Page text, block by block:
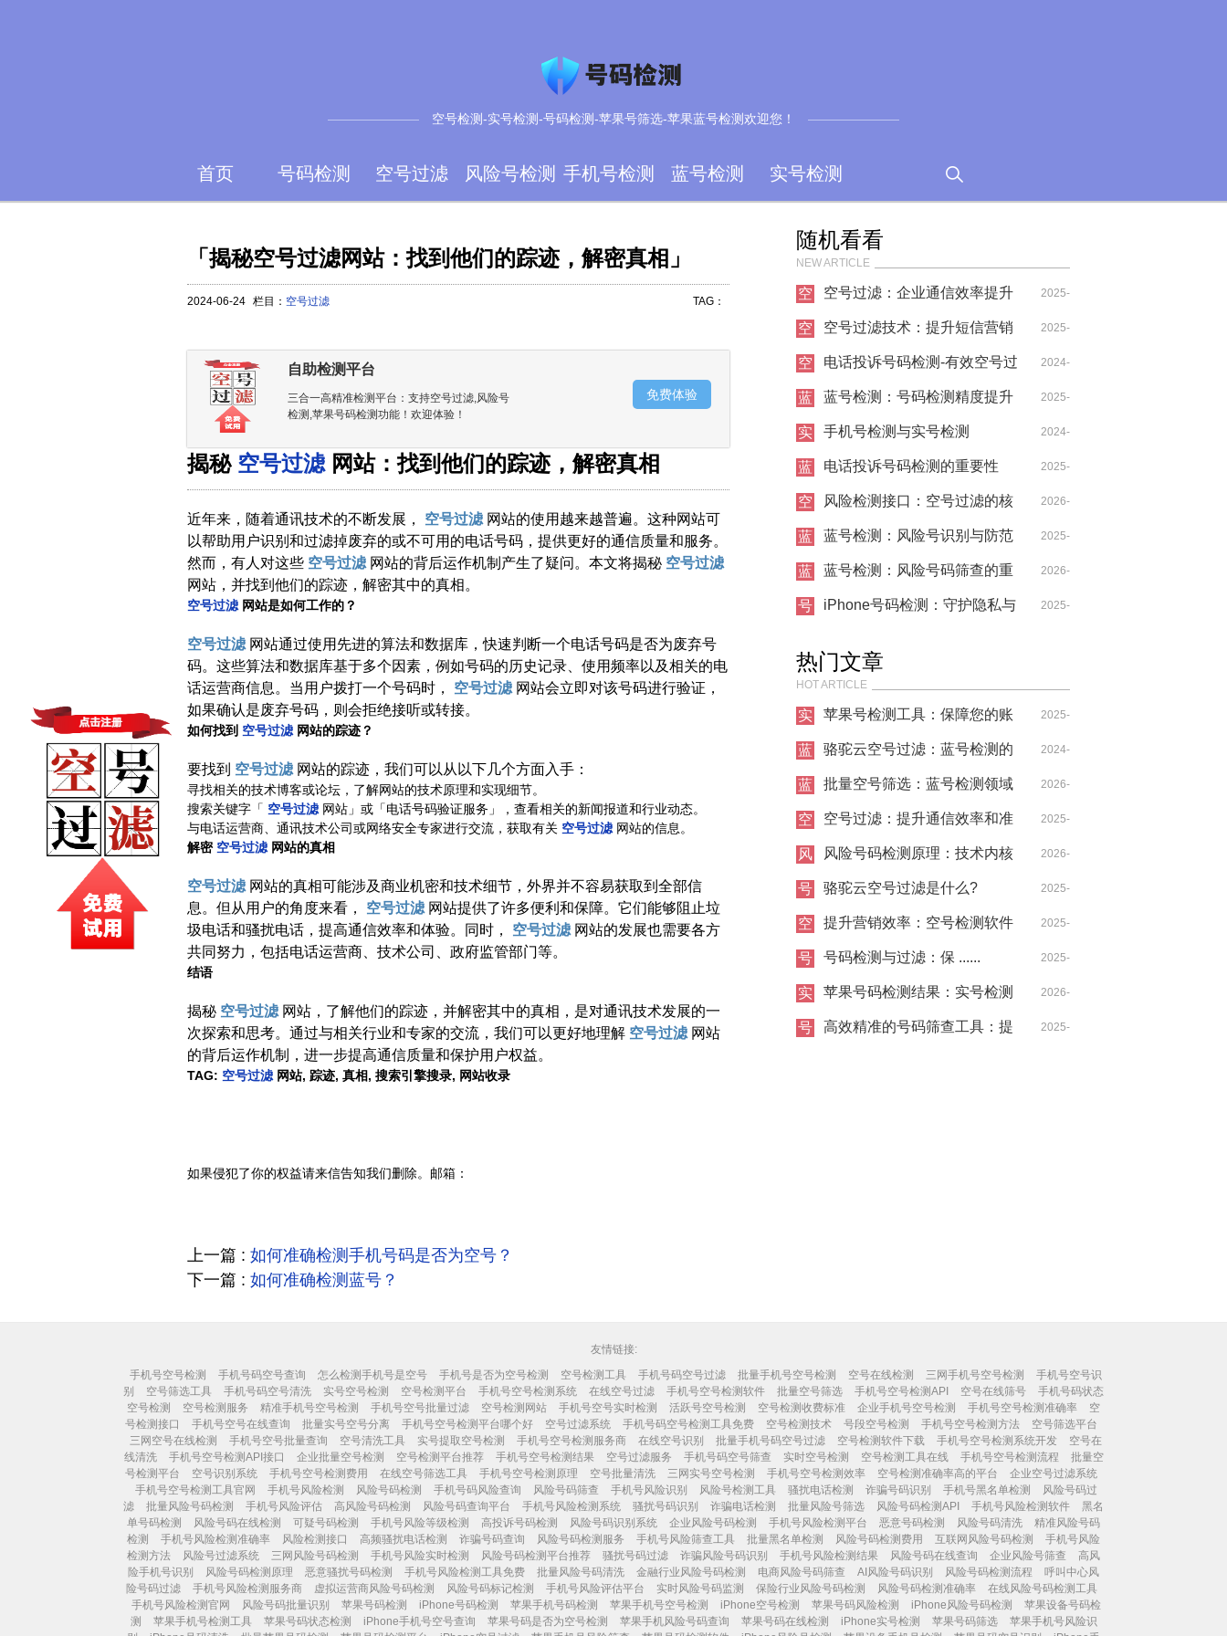
空号检测-实号检测-号码检测-苹果号筛选-苹果蓝号检测欢迎您！
首页 号码检测 空号过滤 风险号检测 手机号检测 蓝号检测 实号检测
「揭秘空号过滤网站：找到他们的踪迹，解密真相」
2024-06-24 栏目： 空号过滤 TAG：
自助检测平台
三合一高精准检测平台：支持空号过滤,风险号
检测,苹果号码检测功能！欢迎体验！
免费体验
揭秘空号过滤 网站：找到他们的踪迹，解密真相
近年来，随着通讯技术的不断发展， 空号过滤 网站的使用越来越普遍。这种网站可
以帮助用户识别和过滤掉废弃的或不可用的电话号码，提供更好的通信质量和服务。
然而，有人对这些 空号过滤 网站的背后运作机制产生了疑问。本文将揭秘 空号过滤
网站，并找到他们的踪迹，解密其中的真相。
空号过滤 网站是如何工作的？
空号过滤 网站通过使用先进的算法和数据库，快速判断一个电话号码是否为废弃号
码。这些算法和数据库基于多个因素，例如号码的历史记录、使用频率以及相关的电
话运营商信息。当用户拨打一个号码时，
空号过滤 网站会立即对该号码进行验证，
如果确认是废弃号码，则会拒绝接听或转接。
如何找到 空号过滤 网站的踪迹？
要找到 空号过滤 网站的踪迹，我们可以从以下几个方面入手：
寻找相关的技术博客或论坛，了解网站的技术原理和实现细节。
搜索关键字「 空号过滤 网站」或「电话号码验证服务」，查看相关的新闻报道和行业动态。
与电话运营商、通讯技术公司或网络安全专家进行交流，获取有关 空号过滤 网站的信息。
解密空号过滤 网站的真相
空号过滤 网站的真相可能涉及商业机密和技术细节，外界并不容易获取到全部信
息。但从用户的角度来看，
空号过滤 网站提供了许多便利和保障。它们能够阻止垃
圾电话和骚扰电话，提高通信效率和体验。同时，
空号过滤 网站的发展也需要各方
共同努力，包括电话运营商、技术公司、政府监管部门等。
结语
揭秘 空号过滤 网站，了解他们的踪迹，并解密其中的真相，是对通讯技术发展的一
次探索和思考。通过与相关行业和专家的交流，我们可以更好地理解 空号过滤 网站
的背后运作机制，进一步提高通信质量和保护用户权益。
TAG: 空号过滤 网站, 踪迹, 真相, 搜索引擎搜录, 网站收录
如果侵犯了你的权益请来信告知我们删除。邮箱：
上一篇 : 如何准确检测手机号码是否为空号？
下一篇 : 如何准确检测蓝号？
随机看看
NEW ARTICLE
空 空号过滤：企业通信效率提升
的隐形盾牌
2025-
07-12
空 空号过滤技术：提升短信营销
效果的关键利器
2025-
04-28
空 电话投诉号码检测-有效空号过
滤专业服务
2024-
08-02
蓝 蓝号检测：号码检测精度提升
的技术突破与应用实践
2025-
06-18
实 手机号检测与实号检测 2024-
08-30
蓝 电话投诉号码检测的重要性 2025-
01-16
空 风险检测接口：空号过滤的核
心防线
2026-
04-09
蓝 蓝号检测：风险号识别与防范
的全面解析
2025-
05-30
蓝 蓝号检测：风险号码筛查的重
要性与实践
2026-
01-18
号 iPhone号码检测：守护隐私与 2025-
热门文章
HOT ARTICLE
实 苹果号检测工具：保障您的账
号安全与稳定
2025-
04-17
蓝 骆驼云空号过滤：蓝号检测的
利器
2024-
12-18
蓝 批量空号筛选：蓝号检测领域
的效率革命
2026-
05-24
空 空号过滤：提升通信效率和准
确性的关键 ......
2025-
01-04
风 风险号码检测原理：技术内核
与安全防线
2026-
07-05
号 骆驼云空号过滤是什么? 2025-
01-06
空 提升营销效率：空号检测软件
下载指南
2025-
12-22
号 号码检测与过滤：保 ...... 2025-
03-15
实 苹果号码检测结果：实号检测
的核心价值与实践指南
2026-
03-21
号 高效精准的号码筛查工具：提 2025-
友情链接:
手机号空号检测
手机号码空号查询 怎么检测手机号是空号 手机号是否为空号检测 空号检测工具 手机号码空号过滤 批量手机号空号检测 空号在线检测 三网手机号空号检测
手机号空号识
别
空号筛选工具 手机号码空号清洗 实号空号检测 空号检测平台 手机号空号检测系统 在线空号过滤 手机号空号检测软件 批量空号筛选 手机号空号检测API 空号在线筛号
手机号码状态
空号检测
空号检测服务 精准手机号空号检测 手机号空号批量过滤 空号检测网站 手机号空号实时检测 活跃号空号检测 空号检测收费标准 企业手机号空号检测 手机号空号检测准确率
空
号检测接口
手机号空号在线查询 批量实号空号分离 手机号空号检测平台哪个好 空号过滤系统 手机号码空号检测工具免费 空号检测技术 号段空号检测 手机号空号检测方法
空号筛选平台
三网空号在线检测
手机号空号批量查询 空号清洗工具 实号提取空号检测 手机号空号检测服务商 在线空号识别 批量手机号码空号过滤 空号检测软件下载 手机号空号检测系统开发
空号在
线清洗
手机号空号检测API接口 企业批量空号检测 空号检测平台推荐 手机号空号检测结果 空号过滤服务 手机号码空号筛查 实时空号检测 空号检测工具在线 手机号空号检测流程
批量空
号检测平台
空号识别系统 手机号空号检测费用 在线空号筛选工具 手机号空号检测原理 空号批量清洗 三网实号空号检测 手机号空号检测效率 空号检测准确率高的平台
企业空号过滤系统
手机号空号检测工具官网
手机号风险检测 风险号码检测 手机号码风险查询 风险号码筛查 手机号风险识别 风险号检测工具 骚扰电话检测 诈骗号码识别 手机号黑名单检测
风险号码过
滤
批量风险号码检测 手机号风险评估 高风险号码检测 风险号码查询平台 手机号风险检测系统 骚扰号码识别 诈骗电话检测 批量风险号筛选 风险号码检测API 手机号风险检测软件
黑名
单号码检测
风险号码在线检测 可疑号码检测 手机号风险等级检测 高投诉号码检测 风险号码识别系统 企业风险号码检测 手机号风险检测平台 恶意号码检测 风险号码清洗
精准风险号码
检测
手机号风险检测准确率 风险检测接口 高频骚扰电话检测 诈骗号码查询 风险号码检测服务 手机号风险筛查工具 批量黑名单检测 风险号码检测费用 互联网风险号码检测
手机号风险
检测方法
风险号过滤系统 三网风险号码检测 手机号风险实时检测 风险号码检测平台推荐 骚扰号码过滤 诈骗风险号码识别 手机号风险检测结果 风险号码在线查询 企业风险号筛查
高风
险手机号识别
风险号码检测原理 恶意骚扰号码检测 手机号风险检测工具免费 批量风险号码清洗 金融行业风险号码检测 电商风险号码筛查 AI风险号码识别 风险号码检测流程
呼叫中心风
险号码过滤
手机号风险检测服务商 虚拟运营商风险号码检测 风险号码标记检测 手机号风险评估平台 实时风险号码监测 保险行业风险号码检测 风险号码检测准确率
在线风险号码检测工具
手机号风险检测官网
风险号码批量识别 苹果号码检测 iPhone号码检测 苹果手机号码检测 苹果手机号空号检测 iPhone空号检测 苹果号码风险检测 iPhone风险号码检测
苹果设备号码检
测
苹果手机号检测工具 苹果号码状态检测 iPhone手机号空号查询 苹果号码是否为空号检测 苹果手机风险号码查询 苹果号码在线检测 iPhone实号检测 苹果号码筛选
苹果手机号风险识